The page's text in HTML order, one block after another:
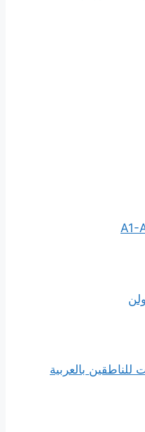
بالعربية